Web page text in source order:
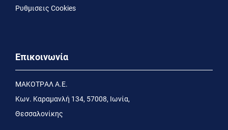
Ρυθμισεις Cookies
Επικοινωνία
MΑΚΟΤΡΑΛ Α.Ε.
Kων. Kαραμανλή 134, 57008, Ιωνία,
Θεσσαλονίκης